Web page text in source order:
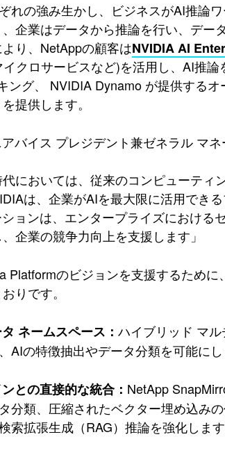
れの強み生かし、ビジネスがAI推論
企業はデータから推論を行い、デ
り、NetAppの顧客はNVIDIA AI
イクロサービスなど)を活用し、AI推
ング、 NVIDIA Dynamo が提供する
提供します。
バイス プレジデント兼ゼネラル マ
代においては、従来のコンピューテ
は、企業がAIを最大限に活用でき
ョンは、エンタープライズにおける
企業の競争力向上を支援します」
Platformのビジョンを支援するため
りです。
ネームスペース： ハイブリッド マル
AIの特徴抽出やデータ分類を可能にし
との直接的な統合： NetApp
分類、圧縮されたベクター埋め込み
索拡張生成（RAG）推論を強化します